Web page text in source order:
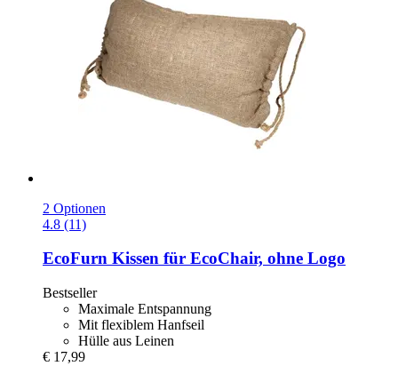
2 Optionen
4.8 (11)
EcoFurn Kissen für EcoChair, ohne Logo
Bestseller
Maximale Entspannung
Mit flexiblem Hanfseil
Hülle aus Leinen
€ 17,99